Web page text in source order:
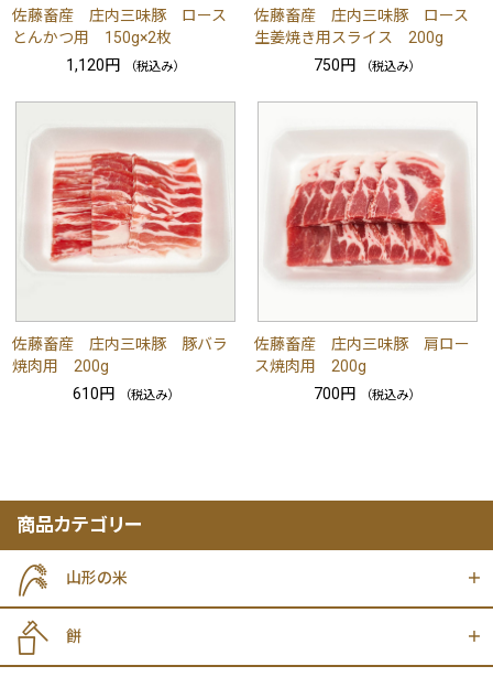
佐藤畜産 庄内三味豚 ロース
とんかつ用 150g×2枚
1,120円
（税込み）
佐藤畜産 庄内三味豚 ロース
生姜焼き用スライス 200g
750円
（税込み）
佐藤畜産 庄内三味豚 豚バラ
焼肉用 200g
610円
（税込み）
佐藤畜産 庄内三味豚 肩ロー
ス焼肉用 200g
700円
（税込み）
商品カテゴリー
山形の米
餅